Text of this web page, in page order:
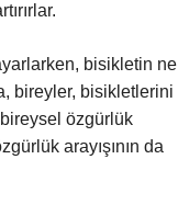
bisikletin ne
bireyler, bisikletlerini
özgürlük
arayışının da